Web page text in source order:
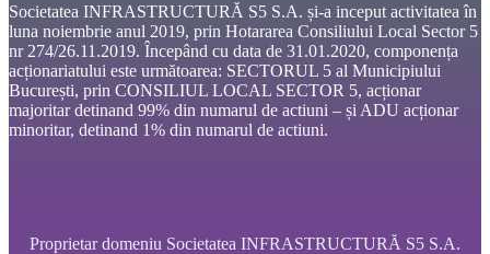
Societatea INFRASTRUCTURĂ S5 S.A. și-a inceput activitatea în
luna noiembrie anul 2019, prin Hotararea Consiliului Local Sector 5
nr 274/26.11.2019. Începând cu data de 31.01.2020, componența
acționariatului este următoarea: SECTORUL 5 al Municipiului
București, prin CONSILIUL LOCAL SECTOR 5, acționar
majoritar detinand 99% din numarul de actiuni – și ADU acționar
minoritar, detinand 1% din numarul de actiuni.
Proprietar domeniu Societatea INFRASTRUCTURĂ S5 S.A.